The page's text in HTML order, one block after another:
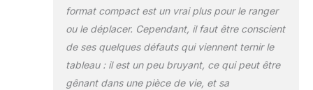
format compact est un vrai plus pour le ranger
ou le déplacer. Cependant, il faut être conscient
de ses quelques défauts qui viennent ternir le
tableau : il est un peu bruyant, ce qui peut être
gênant dans une pièce de vie, et sa